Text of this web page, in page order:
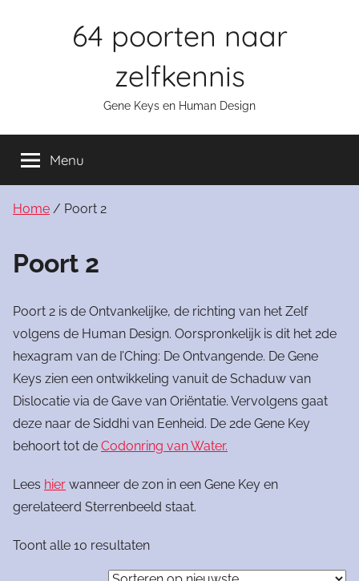
64 poorten naar
zelfkennis
Gene Keys en Human Design
Menu
Home / Poort 2
Poort 2
Poort 2 is de Ontvankelijke, de richting van het Zelf
volgens de Human Design. Oorspronkelijk is dit het 2de
hexagram van de I’Ching: De Ontvangende. De Gene
Keys zien een ontwikkeling vanuit de Schaduw van
Dislocatie via de Gave van Oriëntatie. Vervolgens gaat
deze naar de Siddhi van Eenheid. De 2de Gene Key
behoort tot de Codonring van Water.
Lees hier wanneer de zon in een Gene Key en
gerelateerd Sterrenbeeld staat.
Toont alle 10 resultatenGesorteerd
op